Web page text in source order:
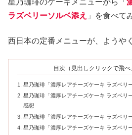
星乃珈琲のケーキメニューから「
ラズベリーソルベ添え 」を食べて
西日本の定番メニューが、ようや
目次（見出しクリックで飛べ
星乃珈琲「濃厚レアチーズケーキ ラズベリ
星乃珈琲「濃厚レアチーズケーキ ラズベリ
感想
星乃珈琲「濃厚レアチーズケーキ ラズベリ
星乃珈琲「濃厚レアチーズケーキ ラズベリ